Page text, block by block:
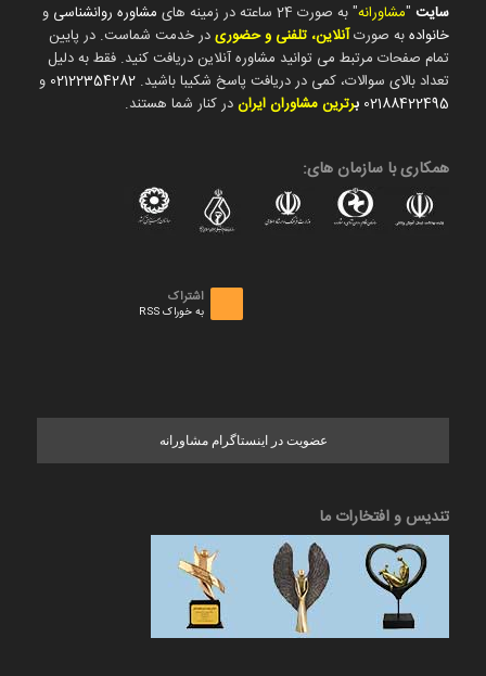
سایت"مشاورانه" به صورت 24 ساعته در زمینه های مشاوره روانشناسی و
خانوادهبه صورتآنلاین، تلفنی و حضوریدر خدمت شماست. در پایین
تمام صفحات مرتبط می توانید مشاوره آنلاین دریافت کنید. فقط به دلیل
تعداد بالای سوالات، کمی در دریافت پاسخ شکیبا باشید. 02122354282 و
02188422495 برترین مشاوران ایراندر کنار شما هستند.
همکاری با سازمان های:
اشتراک
به خوراک RSS
عضویت در اینستاگرام مشاورانه
تندیس و افتخارات ما